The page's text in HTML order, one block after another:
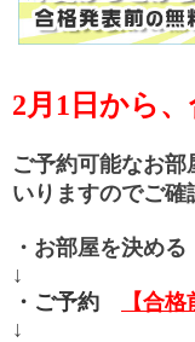
2月1日から
ご予約可能なお部
いりますのでご確
・お部屋を決める
↓
・ご予約
【合
↓